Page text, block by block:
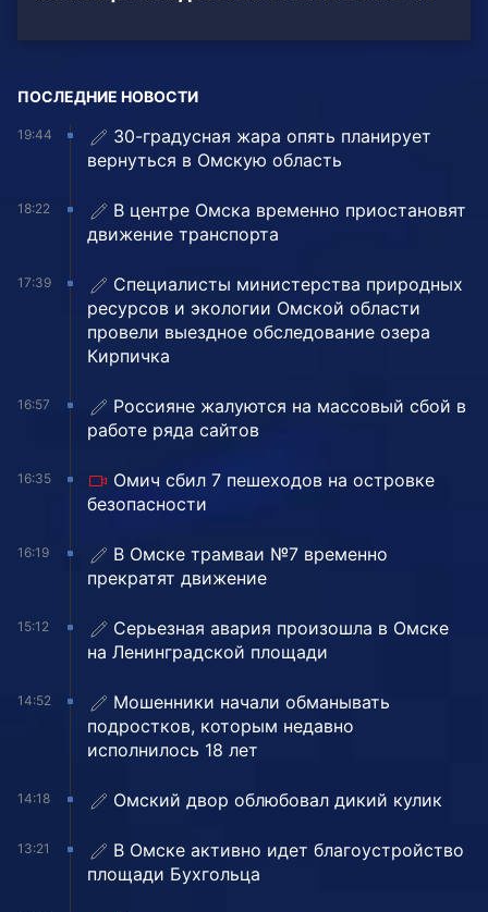
ПОСЛЕДНИЕ НОВОСТИ
19:44
30-градусная жара опять планирует
вернуться в Омскую область
18:22
В центре Омска временно приостановят
движение транспорта
17:39
Специалисты министерства природных
ресурсов и экологии Омской области
провели выездное обследование озера
Кирпичка
16:57
Россияне жалуются на массовый сбой в
работе ряда сайтов
16:35
Омич сбил 7 пешеходов на островке
безопасности
16:19
В Омске трамваи №7 временно
прекратят движение
15:12
Серьезная авария произошла в Омске
на Ленинградской площади
14:52
Мошенники начали обманывать
подростков, которым недавно
исполнилось 18 лет
14:18 Омский двор облюбовал дикий кулик
13:21
В Омске активно идет благоустройство
площади Бухгольца